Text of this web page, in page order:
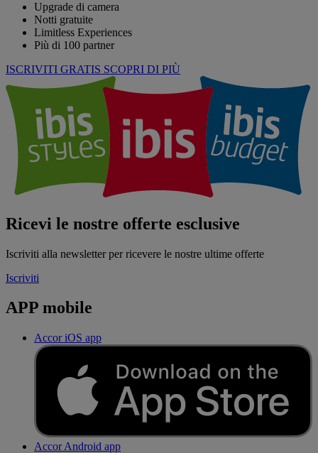
Upgrade di camera
Notti gratuite
Limitless Experiences
Più di 100 partner
ISCRIVITI GRATIS SCOPRI DI PIÙ
Ricevi le nostre offerte esclusive
Iscriviti alla newsletter per ricevere le nostre ultime offerte
Iscriviti
APP mobile
Accor iOS app
Accor Android app